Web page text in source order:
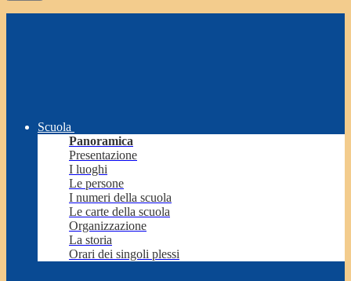
Scuola
Panoramica
Presentazione
I luoghi
Le persone
I numeri della scuola
Le carte della scuola
Organizzazione
La storia
Orari dei singoli plessi